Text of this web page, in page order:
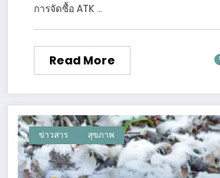
การจัดซื้อ ATK …
Read More
ข่าวสาร สุขภาพ